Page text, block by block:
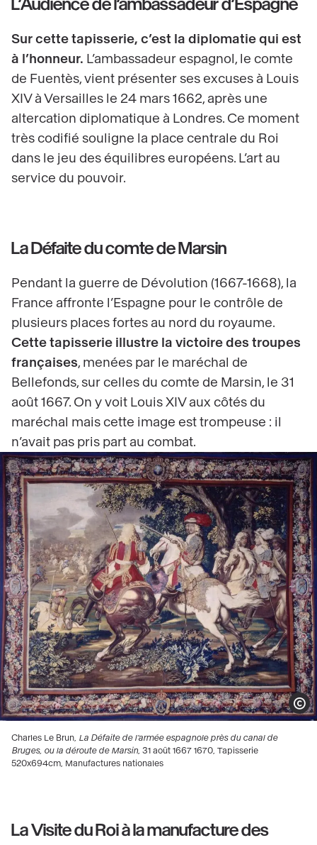
L’Audience de l’ambassadeur d’Espagne
Sur cette tapisserie, c’est la diplomatie qui est
à l’honneur. L’ambassadeur espagnol, le comte
de Fuentès, vient présenter ses excuses à Louis
XIV à Versailles le 24 mars 1662, après une
altercation diplomatique à Londres. Ce moment
très codifié souligne la place centrale du Roi
dans le jeu des équilibres européens. L’art au
service du pouvoir.
Show
Charles Le Brun, La Défaite de l’armée espagnole près du canal de
Bruges, ou la déroute de Marsin , 31 août 1667 1670, Tapisserie
520x694cm, Manufactures nationales
La Défaite du comte de Marsin
Pendant la guerre de Dévolution (1667-1668), la
France affronte l’Espagne pour le contrôle de
plusieurs places fortes au nord du royaume.
Cette tapisserie illustre la victoire des troupes
françaises, menées par le maréchal de
Bellefonds, sur celles du comte de Marsin, le 31
août 1667. On y voit Louis XIV aux côtés du
maréchal mais cette image est trompeuse : il
n’avait pas pris part au combat.
La Visite du Roi à la manufacture des